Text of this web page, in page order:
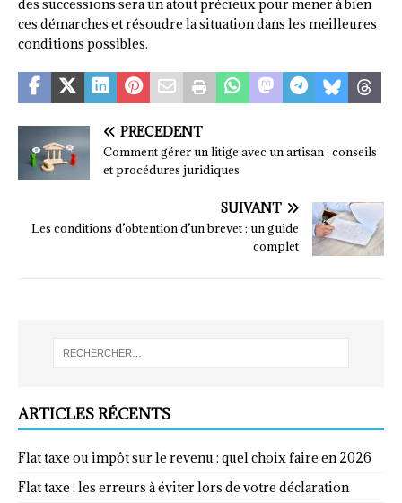
des successions sera un atout précieux pour mener à bien
ces démarches et résoudre la situation dans les meilleures
conditions possibles.
PRÉCÉDENT
Comment gérer un litige avec un artisan : conseils
et procédures juridiques
SUIVANT
Les conditions d’obtention d’un brevet : un guide
complet
ARTICLES RÉCENTS
Flat taxe ou impôt sur le revenu : quel choix faire en 2026
Flat taxe : les erreurs à éviter lors de votre déclaration